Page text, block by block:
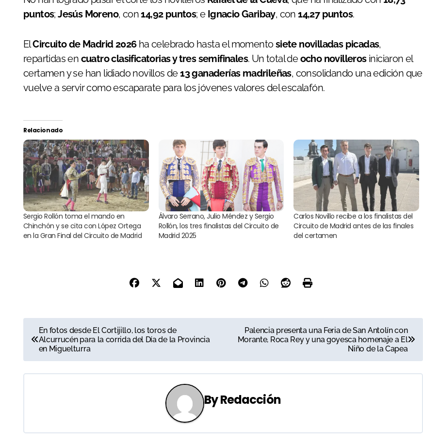
puntos;Jesús Moreno, con14,92 puntos; e Ignacio Garibay, con14,27 puntos.
ElCircuito de Madrid 2026ha celebrado hasta el momentosiete novilladas picadas,
repartidas en cuatro clasificatorias y tres semifinales. Un total deocho novillerosiniciaron el
certamen y se han lidiado novillos de13 ganaderías madrileñas, consolidando una edición que
vuelve a servir como escaparate para los jóvenes valores del escalafón.
Relacionado
Sergio Rollón toma el mando en
Chinchón y se cita con López Ortega
en la Gran Final del Circuito de Madrid
Álvaro Serrano, Julio Méndez y Sergio
Rollón, los tres finalistas del Circuito de
Madrid 2025
Carlos Novillo recibe a los finalistas del
Circuito de Madrid antes de las finales
del certamen
a
v
a
En fotos desde El Cortijillo, los toros de
Alcurrucén para la corrida del Día de la Provincia
en Miguelturra
Palencia presenta una Feria de San Antolín con
Morante, Roca Rey y una goyesca homenaje a El
Niño de la Capea
ByRedacción